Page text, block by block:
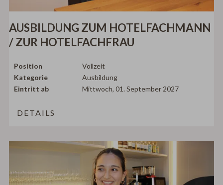
AUSBILDUNG ZUM HOTELFACHMANN
/ ZUR HOTELFACHFRAU
Position
Vollzeit
Kategorie
Ausbildung
Eintritt ab
Mittwoch, 01. September 2027
DETAILS